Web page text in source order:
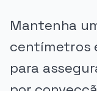
Mantenha
centímetros
para